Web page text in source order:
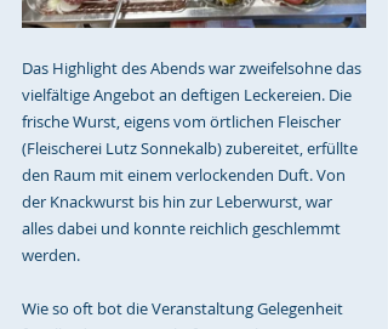
Das Highlight des Abends war zweifelsohne das
vielfältige Angebot an deftigen Leckereien. Die
frische Wurst, eigens vom örtlichen Fleischer
(Fleischerei Lutz Sonnekalb) zubereitet, erfüllte
den Raum mit einem verlockenden Duft. Von
der Knackwurst bis hin zur Leberwurst, war
alles dabei und konnte reichlich geschlemmt
werden.
Wie so oft bot die Veranstaltung Gelegenheit